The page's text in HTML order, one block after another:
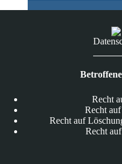
Recht
Recht
Recht auf
Recht